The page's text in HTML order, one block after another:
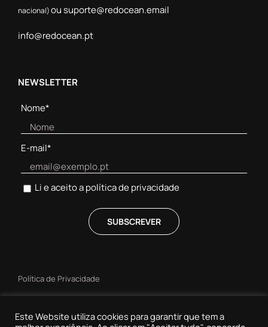
nacional)ousuporte@redocean.email
info@redocean.pt
NEWSLETTER
Nome*
E-mail*
Li e aceito apolítica de privacidade
Política de Privacidade
Este Website utiliza cookies para garantir que tem a